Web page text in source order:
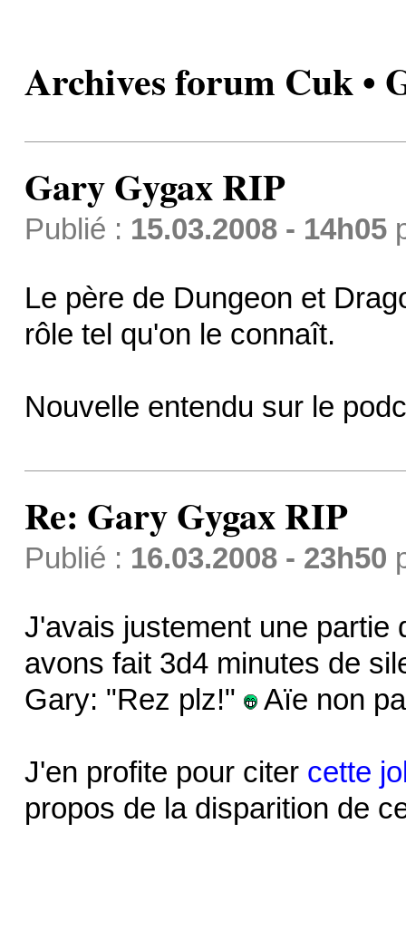
Archives forum Cuk •
Gary Gygax RIP
Publié : 15.03.2008 - 14h05
Le père de Dungeon et
rôle tel qu'on le connaît.
Nouvelle entendu sur le
Re: Gary Gygax RIP
Publié : 16.03.2008 - 23h50
J'avais justement une partie
avons fait 3d4 minutes de
Gary: "Rez plz!"
Aïe non
J'en profite pour citer cette
propos de la disparition de